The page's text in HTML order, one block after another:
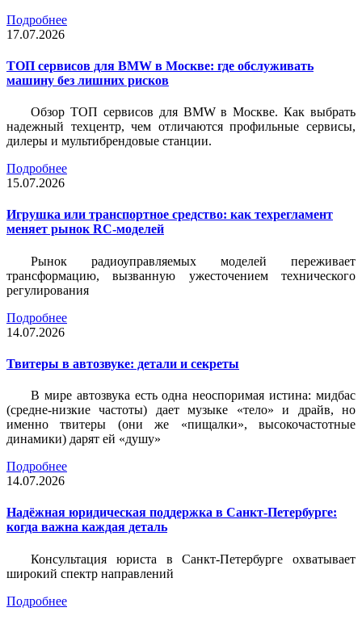
Подробнее
17.07.2026
ТОП сервисов для BMW в Москве: где обслуживать
машину без лишних рисков
Обзор ТОП сервисов для BMW в Москве. Как выбрать
надежный техцентр, чем отличаются профильные сервисы,
дилеры и мультибрендовые станции.
Подробнее
15.07.2026
Игрушка или транспортное средство: как техрегламент
меняет рынок RC-моделей
Рынок радиоуправляемых моделей переживает
трансформацию, вызванную ужесточением технического
регулирования
Подробнее
14.07.2026
Твитеры в автозвуке: детали и секреты
В мире автозвука есть одна неоспоримая истина: мидбас
(средне-низкие частоты) дает музыке «тело» и драйв, но
именно твитеры (они же «пищалки», высокочастотные
динамики) дарят ей «душу»
Подробнее
14.07.2026
Надёжная юридическая поддержка в Санкт-Петербурге:
когда важна каждая деталь
Консультация юриста в Санкт-Петербурге охватывает
широкий спектр направлений
Подробнее